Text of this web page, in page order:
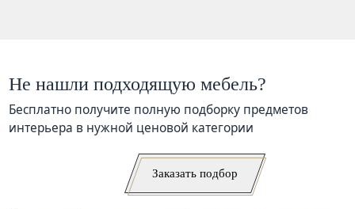
Не нашли подходящую мебель?
Бесплатно получите полную подборку предметов
интерьера в нужной ценовой категории
Заказать подбор